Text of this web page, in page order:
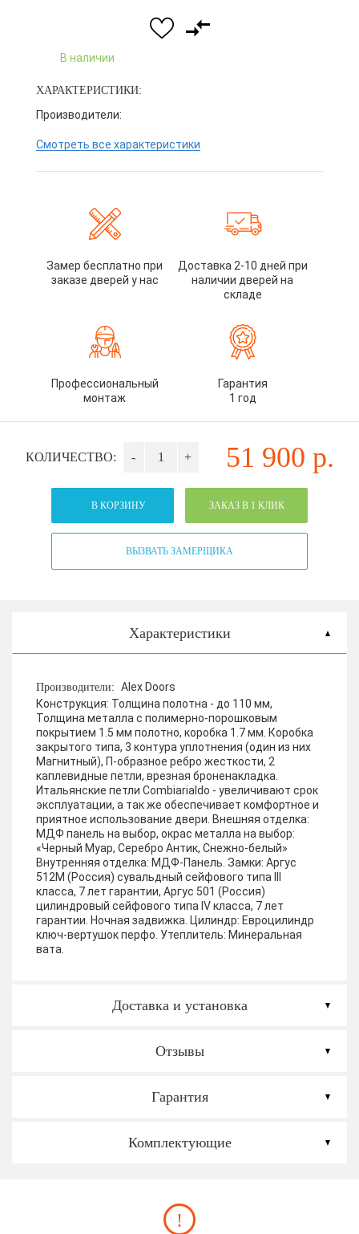
В наличии
ХАРАКТЕРИСТИКИ:
Производители:
Смотреть все характеристики
Замер бесплатно при
заказе дверей у нас
Доставка 2-10 дней при
наличии дверей на
складе
Профессиональный
монтаж
Гарантия
1 год
КОЛИЧЕСТВО: - + 51 900 р.
В КОРЗИНУ ЗАКАЗ В 1 КЛИК
ВЫЗВАТЬ ЗАМЕРЩИКА
Характеристики
Производители: Alex Doors
Конструкция: Толщина полотна - до 110 мм,
Толщина металла с полимерно-порошковым
покрытием 1.5 мм полотно, коробка 1.7 мм. Коробка
закрытого типа, 3 контура уплотнения (один из них
Магнитный), П-образное ребро жесткости, 2
каплевидные петли, врезная броненакладка.
Итальянские петли Combiarialdo - увеличивают срок
эксплуатации, а так же обеспечивает комфортное и
приятное использование двери. Внешняя отделка:
МДФ панель на выбор, окрас металла на выбор:
«Черный Муар, Серебро Антик, Снежно-белый»
Внутренняя отделка: МДФ-Панель. Замки: Аргус
512М (Россия) сувальдный сейфового типа III
класса, 7 лет гарантии, Аргус 501 (Россия)
цилиндровый сейфового типа IV класса, 7 лет
гарантии. Ночная задвижка. Цилиндр: Евроцилиндр
ключ-вертушок перфо. Утеплитель: Минеральная
вата.
Доставка и установка
Отзывы
Гарантия
Комплектующие